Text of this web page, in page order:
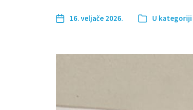
16. veljače 2026. U kategoriji